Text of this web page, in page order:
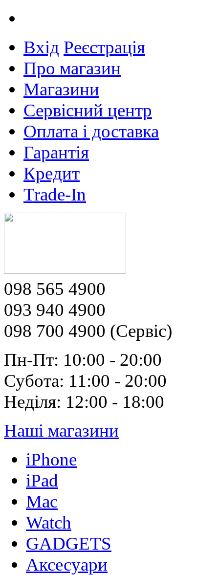
Вхід Реєстрація
Про магазин
Магазини
Сервісний центр
Оплата і доставка
Гарантія
Кредит
Trade-In
098 565 4900
093 940 4900
098 700 4900 (Сервіс)
Пн-Пт: 10:00 - 20:00
Субота: 11:00 - 20:00
Неділя: 12:00 - 18:00
Наші магазини
iPhone
iPad
Mac
Watch
GADGETS
Аксесуари